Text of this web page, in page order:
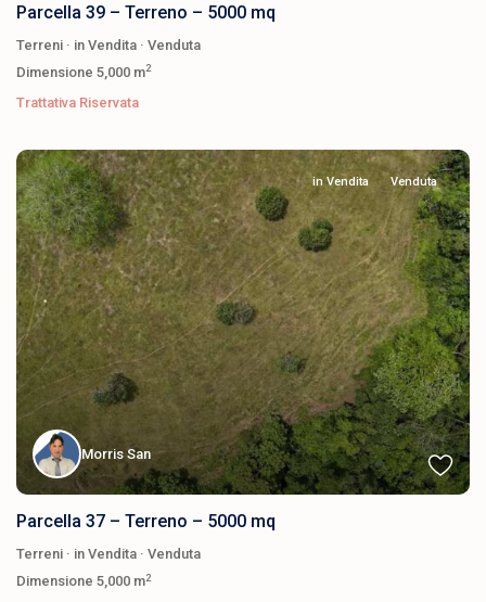
Parcella 39 – Terreno – 5000 mq
Terreni · in Vendita · Venduta
Dimensione 5,000 m2
Trattativa Riservata
in Vendita Venduta
Morris San
Parcella 37 – Terreno – 5000 mq
Terreni · in Vendita · Venduta
Dimensione 5,000 m2